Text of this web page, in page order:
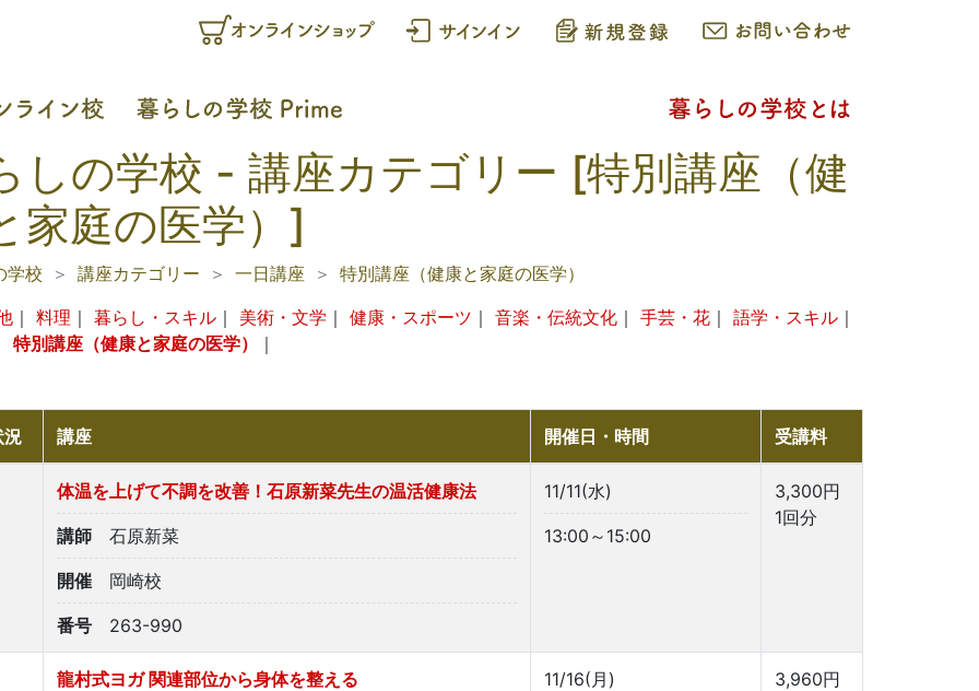
しの学校 - 講座カテゴリー [特別講座（健
家庭の医学）]
学校 講座カテゴリー 一日講座
特別講座（健康と家庭の医学）
｜ 料理 ｜ 暮らし・スキル ｜ 美術・文学 ｜ 健康・スポーツ ｜ 音楽・伝統文化 ｜ 手芸・花 ｜ 語学・スキル ｜
特別講座（健康と家庭の医学） ｜
況 講座 開催日・時間 受講料
体温を上げて不調を改善！石原新菜先生の温活健康法
講師 石原新菜
開催 岡崎校
番号 263-990
11/11(水)
13:00～15:00
3,300円
1回分
龍村式ヨガ 関連部位から身体を整える 11/16(月)
3,960円